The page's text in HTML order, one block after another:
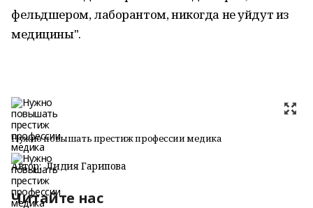
фельдшером, лаборантом, никогда не уйдут из
медицины".
Нужно повышать престиж профессии медика
Автор: Лидия Гарипова
Читайте нас